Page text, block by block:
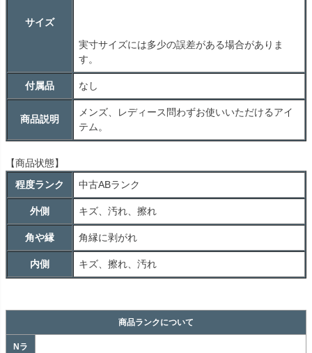
サイズ
実寸サイズには多少の誤差がある場合がありま
す。
付属品 なし
商品説明
メンズ、レディース問わずお使いいただけるアイ
テム。
【商品状態】
程度ランク
中古ABランク
外側 キズ、汚れ、擦れ
角や縁 角縁に剥がれ
内側 キズ、擦れ、汚れ
商品ランクについて
Nラ